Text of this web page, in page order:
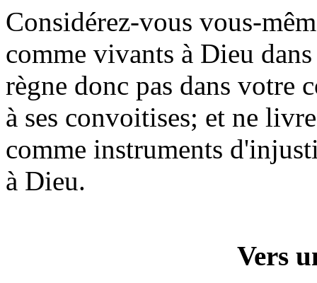
Considérez-vous vous-
comme vivants à Dieu
règne donc pas dans votre
à ses convoitises; et ne
comme instruments
à Dieu.
Vers